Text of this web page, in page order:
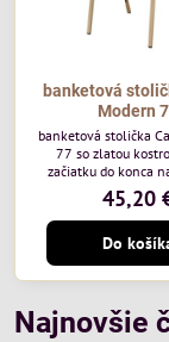
banketová
Modern
banketová stolička
77 so zlatou
začiatku do konca
ohľadom na
sofistikované
pohostinstvá. Má
čalúnenie Moss 07
značky Davis –
mäkkým povrchom
kombinuje
modernou
45,20
Do
Najnovšie